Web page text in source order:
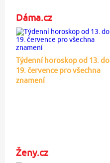
Dáma.cz
Týdenní horoskop od 13. do
19. července pro všechna
znamení
Ženy.cz